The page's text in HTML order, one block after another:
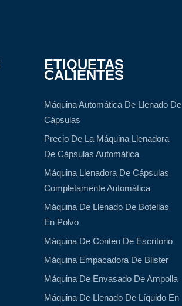
ETIQUETAS
CALIENTES
Máquina Automática De Llenado De
Cápsulas
Precio De La Máquina Llenadora
De Cápsulas Automática
Máquina Llenadora De Cápsulas
Completamente Automática
Máquina De Llenado De Botellas
En Polvo
Máquina De Conteo De Escritorio
Máquina Empacadora De Blister
Máquina De Envasado De Ampolla
Máquina De Llenado De Líquido En